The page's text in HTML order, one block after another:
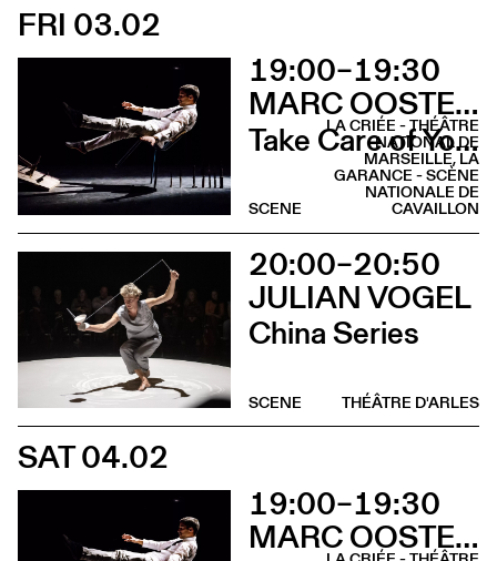
FRI 03.02
19:00–19:30
MARC OOSTERHOFF
Take Care of Yourself
LA CRIÉE - THÉÂTRE
NATIONAL DE
MARSEILLE, LA
GARANCE - SCÈNE
NATIONALE DE
CAVAILLON
SCENE
20:00–20:50
JULIAN VOGEL
China Series
THÉÂTRE D'ARLES
SCENE
SAT 04.02
19:00–19:30
MARC OOSTERHOFF